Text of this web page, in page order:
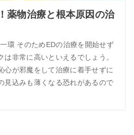
薬物治療と根本原因の治
環 そのためEDの治療を開始せず
は非常に高いといえるでしょう。
心が邪魔をして治療に着手せずに
見込みも薄くなる恐れがあるので